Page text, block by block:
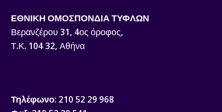
ΕΘΝΙΚΗ ΟΜΟΣΠΟΝΔΙΑ ΤΥΦΛΩΝ
Βερανζέρου 31, 4ος όροφος,
Τ.Κ. 104 32, Αθήνα
Τηλέφωνο: 210 52 29 968